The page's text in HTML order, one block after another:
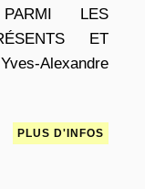
PARMI LES
ET
Alexandre
PLUS D'INFOS